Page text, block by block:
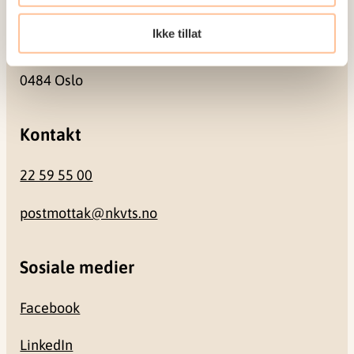
Ikke tillat
Besøksadresse
Gullhaugveien 1-3
0484 Oslo
Kontakt
22 59 55 00
postmottak@nkvts.no
Sosiale medier
Facebook
LinkedIn